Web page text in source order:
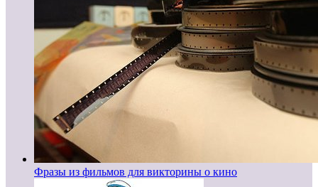
Фразы из фильмов для викторины о кино